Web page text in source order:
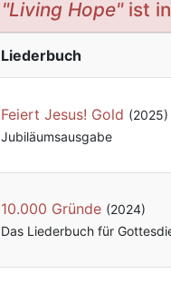
"Living Hope"ist in
Liederbuch
Feiert Jesus! Gold (2025)
Jubiläumsausgabe
10.000 Gründe (2024)
Das Liederbuch für